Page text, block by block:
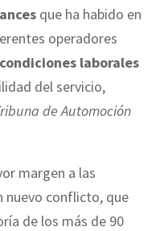
que ha habido en
operadores
laborales
del servicio,
de Automoción
margen a las
nuevo conflicto, que
de los más de 90